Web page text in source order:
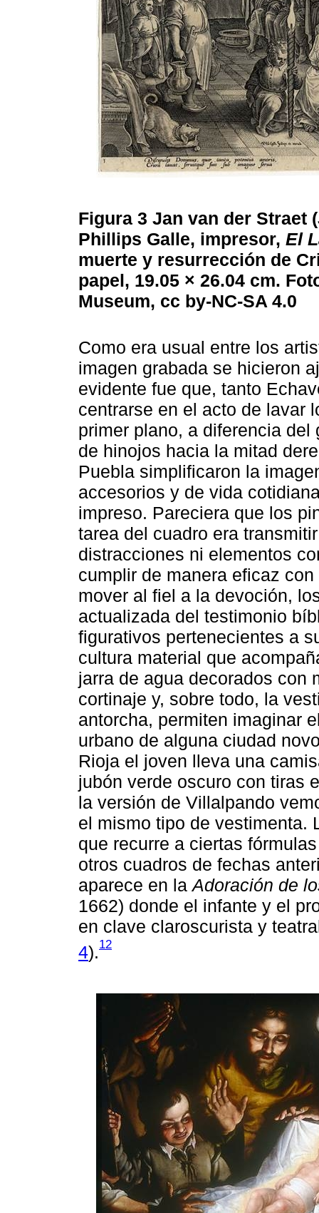
Figura 3 Jan van der Straet
Phillips Galle, impresor, El
muerte y resurrección de
papel, 19.05 × 26.04 cm.
Museum, cc by-NC-SA 4.0
Como era usual entre los
imagen grabada se hicieron
evidente fue que, tanto
centrarse en el acto de lavar
primer plano, a diferencia
de hinojos hacia la mitad
Puebla simplificaron la
accesorios y de vida
impreso. Pareciera que los
tarea del cuadro era
distracciones ni elementos
cumplir de manera eficaz
mover al fiel a la devoción,
actualizada del testimonio
figurativos pertenecientes a
cultura material que
jarra de agua decorados con
cortinaje y, sobre todo, la
antorcha, permiten imaginar
urbano de alguna ciudad
Rioja el joven lleva una
jubón verde oscuro con tiras
la versión de Villalpando
el mismo tipo de vestimenta.
que recurre a ciertas
otros cuadros de fechas
aparece en laAdoración de
1662) donde el infante y el
en clave claroscurista y
4).12